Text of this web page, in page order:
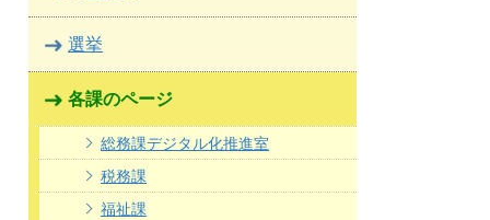
選挙
各課のページ
総務課デジタル化推進室
税務課
福祉課